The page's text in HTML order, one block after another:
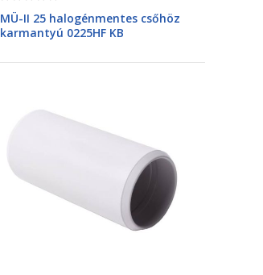
0%
MÜ-II 25 halogénmentes csőhöz
karmantyú 0225HF KB